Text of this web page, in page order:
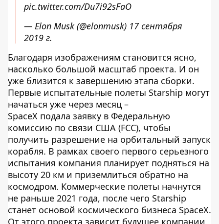
pic.twitter.com/Du7i92sFaO
— Elon Musk (@elonmusk) 17 сентября
2019 г.
Благодаря изображениям становится ясно,
насколько большой масштаб проекта. И он
уже близится к завершению этапа сборки.
Первые испытательные полеты Starship могут
начаться уже через месяц –
SpaceX подала заявку в Федеральную
комиссию по связи США (FCC), чтобы
получить разрешение на орбитальный запуск
корабля. В рамках своего первого серьезного
испытания компания планирует подняться на
высоту 20 км и приземлиться обратно на
космодром. Коммерческие полеты начнутся
не раньше 2021 года, после чего Starship
станет основой космического бизнеса SpaceX.
От этого проекта зависит будущее компании,